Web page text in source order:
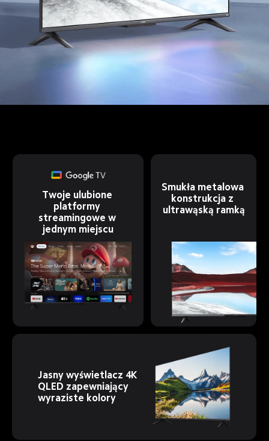
Twoje ulubione
platformy
streamingowe w
jednym miejscu
Smukła metalowa
konstrukcja z
ultrawąską ramką
Jasny wyświetlacz 4K
QLED zapewniający
wyraziste kolory